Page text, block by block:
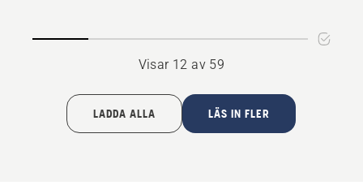
Visar 12 av 59
LADDA ALLA LÄS IN FLER